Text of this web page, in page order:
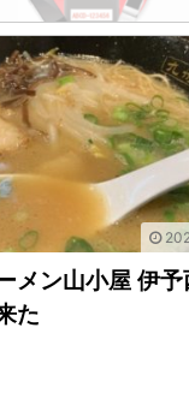
メン山小屋 伊予
た